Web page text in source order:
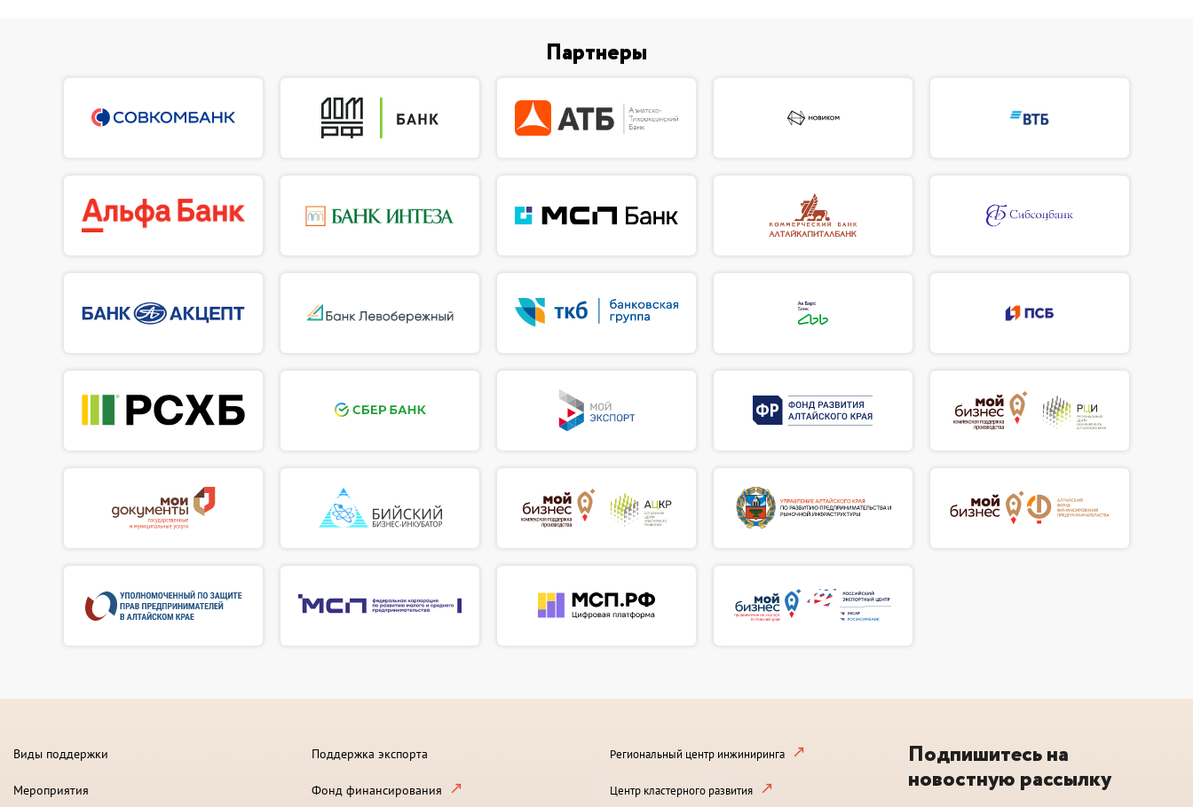
Партнеры
Виды поддержки
Мероприятия
Поддержка экспорта
Фонд финансирования
Региональный центр инжиниринга
Центр кластерного развития
Подпишитесь на
новостную рассылку